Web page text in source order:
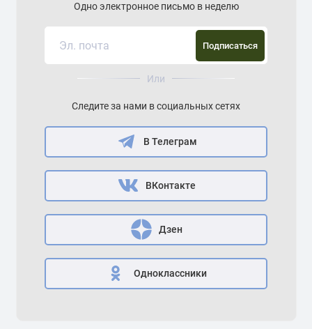
Одно электронное письмо в неделю
Подписаться
Или
Следите за нами в социальных сетях
В Телеграм
ВКонтакте
Дзен
Одноклассники